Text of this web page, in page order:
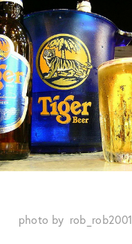
photo by rob_rob2001